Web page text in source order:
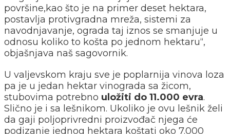
površine,kao što je na primer deset hektara,
postavlja protivgradna mreža, sistemi za
navodnjavanje, ograda taj iznos se smanjuje u
odnosu koliko to košta po jednom hektaru“,
objašnjava naš sagovornik.
U valjevskom kraju sve je poplarnija vinova loza
pa je u jedan hektar vinograda sa žicom,
stubovima potrebno uložiti do 11.000 evra.
Slično je i sa lešnikom. Ukoliko je ovu lešnik želi
da gaji poljoprivredni proizvođač njega će
podizanje jednog hektara koštati oko 7.000